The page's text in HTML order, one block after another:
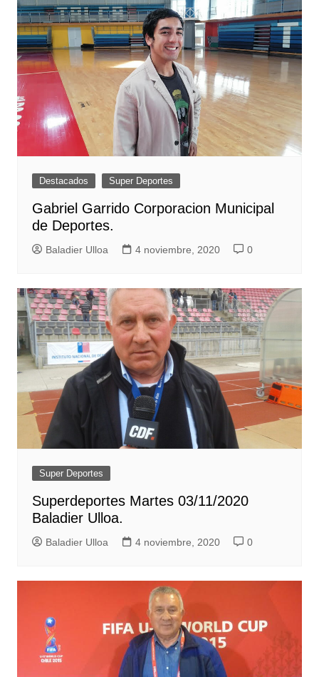
Destacados Super Deportes
Gabriel Garrido Corporacion Municipal
de Deportes.
Baladier Ulloa 4 noviembre, 2020 0
Super Deportes
Superdeportes Martes 03/11/2020
Baladier Ulloa.
Baladier Ulloa 4 noviembre, 2020 0